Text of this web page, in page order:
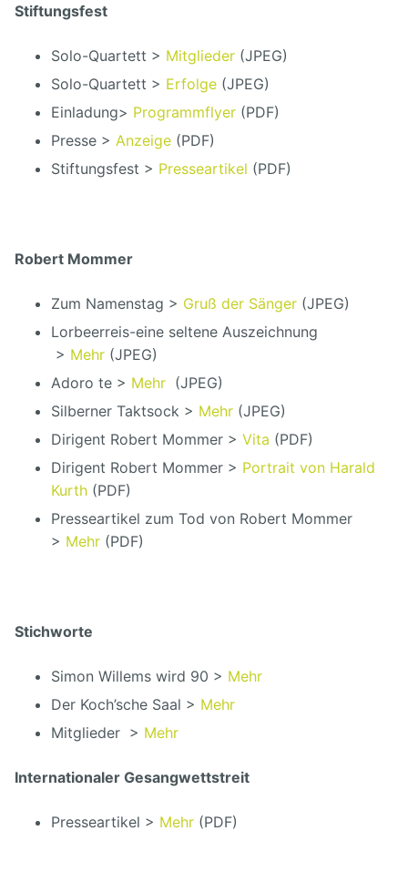
Stiftungsfest
Solo-Quartett > Mitglieder (JPEG)
Solo-Quartett > Erfolge (JPEG)
Einladung> Programmflyer (PDF)
Presse > Anzeige (PDF)
Stiftungsfest > Presseartikel (PDF)
Robert Mommer
Zum Namenstag > Gruß der Sänger (JPEG)
Lorbeerreis-eine seltene Auszeichnung
> Mehr (JPEG)
Adoro te > Mehr (JPEG)
Silberner Taktsock > Mehr (JPEG)
Dirigent Robert Mommer > Vita (PDF)
Dirigent Robert Mommer > Portrait von Harald
Kurth (PDF)
Presseartikel zum Tod von Robert Mommer
> Mehr (PDF)
Stichworte
Simon Willems wird 90 > Mehr
Der Koch’sche Saal > Mehr
Mitglieder > Mehr
Internationaler Gesangwettstreit
Presseartikel > Mehr (PDF)